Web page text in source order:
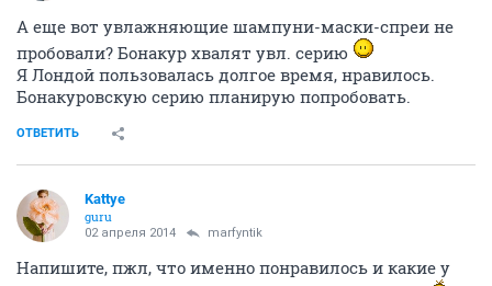
А еще вот увлажняющие шампуни-маски-спреи не
пробовали? Бонакур хвалят увл. серию
Я Лондой пользовалась долгое время, нравилось.
Бонакуровскую серию планирую попробовать.
ОТВЕТИТЬ
Kattye
guru
02 апреля 2014 marfyntik
Напишите, пжл, что именно понравилось и какие у